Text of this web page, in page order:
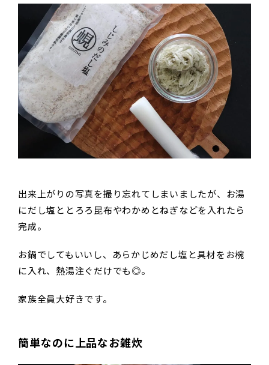
出来上がりの写真を撮り忘れてしまいましたが、お湯
にだし塩ととろろ昆布やわかめとねぎなどを入れたら
完成。
お鍋でしてもいいし、あらかじめだし塩と具材をお椀
に入れ、熱湯注ぐだけでも◎。
家族全員大好きです。
簡単なのに上品なお雑炊